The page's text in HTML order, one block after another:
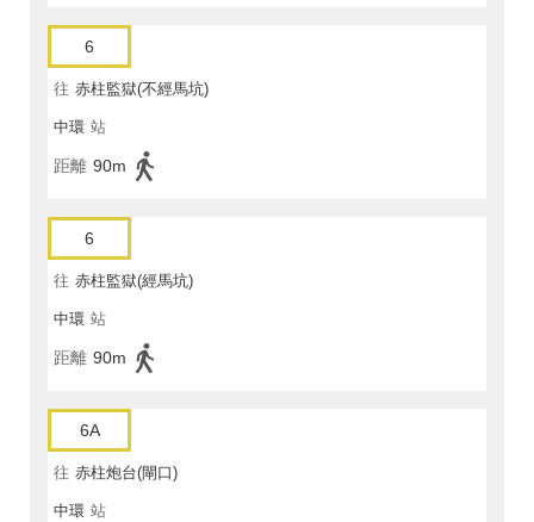
6
往 赤柱監獄(不經馬坑)
中環 站
距離 90m
6
往 赤柱監獄(經馬坑)
中環 站
距離 90m
6A
往 赤柱炮台(閘口)
中環 站